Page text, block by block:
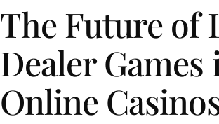
The Future of
Dealer Games
Online